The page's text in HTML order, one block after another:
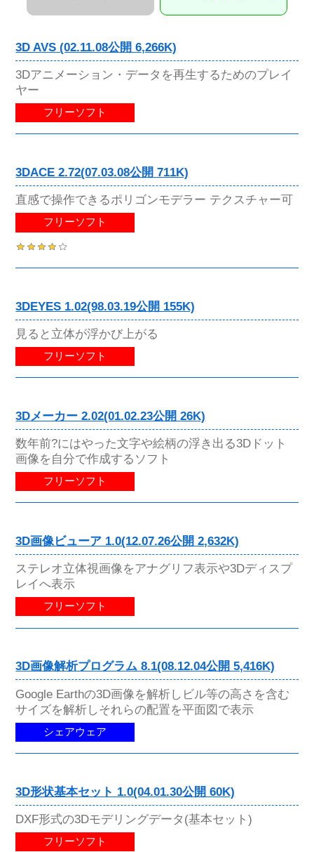
3D AVS (02.11.08公開 6,266K)
3Dアニメーション・データを再生するためのプレイ
ヤー
フリーソフト
3DACE 2.72(07.03.08公開 711K)
直感で操作できるポリゴンモデラー テクスチャー可
フリーソフト
3DEYES 1.02(98.03.19公開 155K)
見ると立体が浮かび上がる
フリーソフト
3Dメーカー 2.02(01.02.23公開 26K)
数年前?にはやった文字や絵柄の浮き出る3Dドット
画像を自分で作成するソフト
フリーソフト
3D画像ビューア 1.0(12.07.26公開 2,632K)
ステレオ立体視画像をアナグリフ表示や3Dディスプ
レイへ表示
フリーソフト
3D画像解析プログラム 8.1(08.12.04公開 5,416K)
Google Earthの3D画像を解析しビル等の高さを含む
サイズを解析しそれらの配置を平面図で表示
シェアウェア
3D形状基本セット 1.0(04.01.30公開 60K)
DXF形式の3Dモデリングデータ(基本セット)
フリーソフト